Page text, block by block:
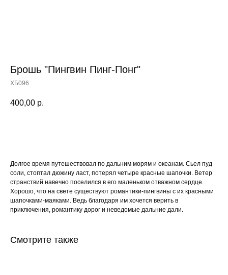
Брошь "Пингвин Пинг-Понг"
ХБ096
400,00 р.
Долгое время путешествовал по дальним морям и океанам. Сьел пуд
соли, стоптал дюжину ласт, потерял четыре красные шапочки. Ветер
странствий навечно поселился в его маленьком отважном сердце.
Хорошо, что на свете существуют романтики-пингвины с их красными
шапочками-маяками. Ведь благодаря им хочется верить в
приключения, романтику дорог и неведомые дальние дали.
Смотрите также